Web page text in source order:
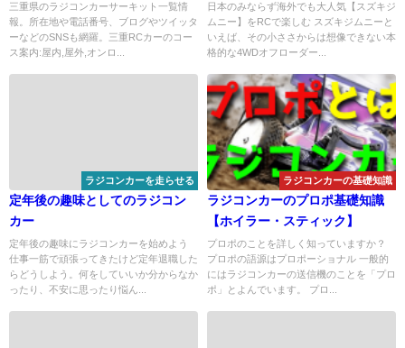
三重県のラジコンカーサーキット一覧情
報。所在地や電話番号、ブログやツイッタ
ーなどのSNSも網羅。三重RCカーのコー
ス案内:屋内,屋外,オンロ...
日本のみならず海外でも大人気【スズキジ
ムニー】をRCで楽しむ スズキジムニーと
いえば、その小ささからは想像できない本
格的な4WDオフローダー...
ラジコンカーを走らせる
定年後の趣味としてのラジコン
カー
定年後の趣味にラジコンカーを始めよう
仕事一筋で頑張ってきたけど定年退職した
らどうしよう。何をしていいか分からなか
ったり、不安に思ったり悩ん...
ラジコンカーの基礎知識
ラジコンカーのプロポ基礎知識
【ホイラー・スティック】
プロポのことを詳しく知っていますか？
プロポの語源はプロポーショナル 一般的
にはラジコンカーの送信機のことを「プロ
ポ」とよんでいます。 プロ...